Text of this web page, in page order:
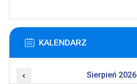
KALENDARZ
‹ Sierpień 2026